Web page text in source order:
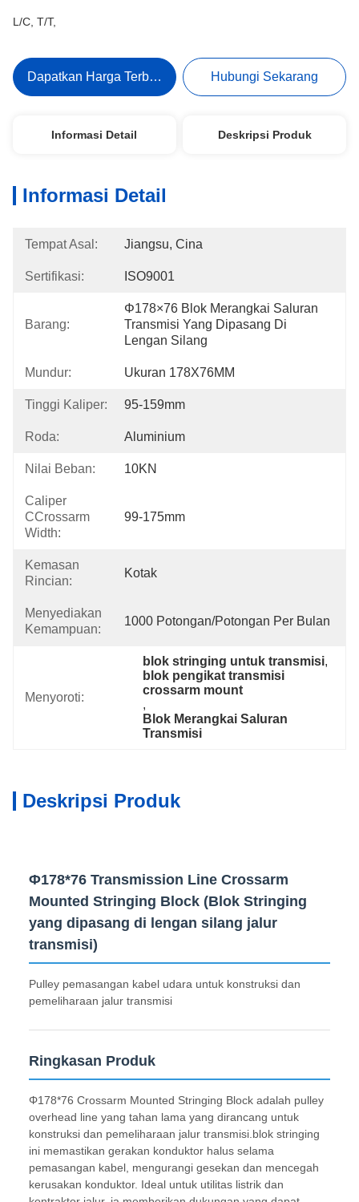
L/C, T/T,
Dapatkan Harga Terbaik Hubungi Sekarang
Informasi Detail Deskripsi Produk
Informasi Detail
Tempat Asal: Jiangsu, Cina
Sertifikasi: ISO9001
Barang:
Φ178×76 Blok Merangkai Saluran
Transmisi Yang Dipasang Di
Lengan Silang
Mundur: Ukuran 178X76MM
Tinggi Kaliper: 95-159mm
Roda: Aluminium
Nilai Beban: 10KN
Caliper
CCrossarm
Width:
99-175mm
Kemasan
Rincian:
Kotak
Menyediakan
Kemampuan:
1000 Potongan/potongan Per Bulan
Menyoroti:
blok stringing untuk transmisi,
blok pengikat transmisi
crossarm mount
,
Blok Merangkai Saluran
Transmisi
Deskripsi Produk
Φ178*76 Transmission Line Crossarm
Mounted Stringing Block (Blok Stringing
yang dipasang di lengan silang jalur
transmisi)
Pulley pemasangan kabel udara untuk konstruksi dan
pemeliharaan jalur transmisi
Ringkasan Produk
Φ178*76 Crossarm Mounted Stringing Block adalah pulley
overhead line yang tahan lama yang dirancang untuk
konstruksi dan pemeliharaan jalur transmisi.blok stringing
ini memastikan gerakan konduktor halus selama
pemasangan kabel, mengurangi gesekan dan mencegah
kerusakan konduktor. Ideal untuk utilitas listrik dan